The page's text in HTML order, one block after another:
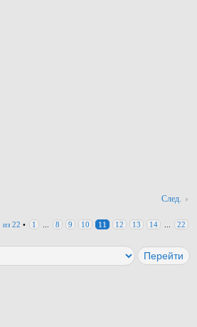
След.
из 22 • 1 8 9 10 11 12 13 14 22